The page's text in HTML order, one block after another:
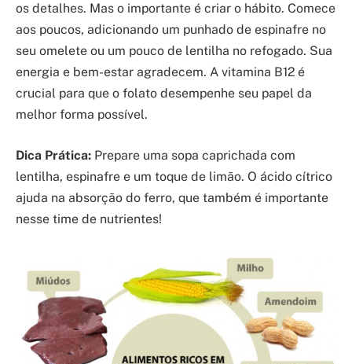
os detalhes. Mas o importante é criar o hábito. Comece
aos poucos, adicionando um punhado de espinafre no
seu omelete ou um pouco de lentilha no refogado. Sua
energia e bem-estar agradecem. A vitamina B12 é
crucial para que o folato desempenhe seu papel da
melhor forma possível.
Dica Prática: Prepare uma sopa caprichada com
lentilha, espinafre e um toque de limão. O ácido cítrico
ajuda na absorção do ferro, que também é importante
nesse time de nutrientes!